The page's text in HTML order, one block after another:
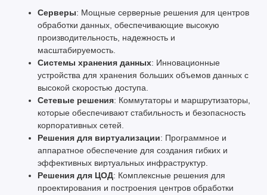
Серверы: Мощные серверные решения для центров
обработки данных, обеспечивающие высокую
производительность, надежность и
масштабируемость.
Системы хранения данных: Инновационные
устройства для хранения больших объемов данных с
высокой скоростью доступа.
Сетевые решения: Коммутаторы и маршрутизаторы,
которые обеспечивают стабильность и безопасность
корпоративных сетей.
Решения для виртуализации: Программное и
аппаратное обеспечение для создания гибких и
эффективных виртуальных инфраструктур.
Решения для ЦОД: Комплексные решения для
проектирования и построения центров обработки